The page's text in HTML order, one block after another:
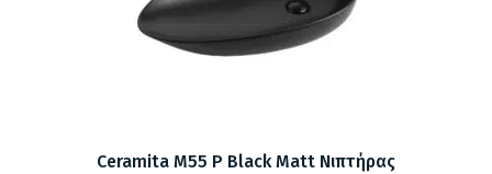
Ceramita M55 P Black Matt Νιπτήρας